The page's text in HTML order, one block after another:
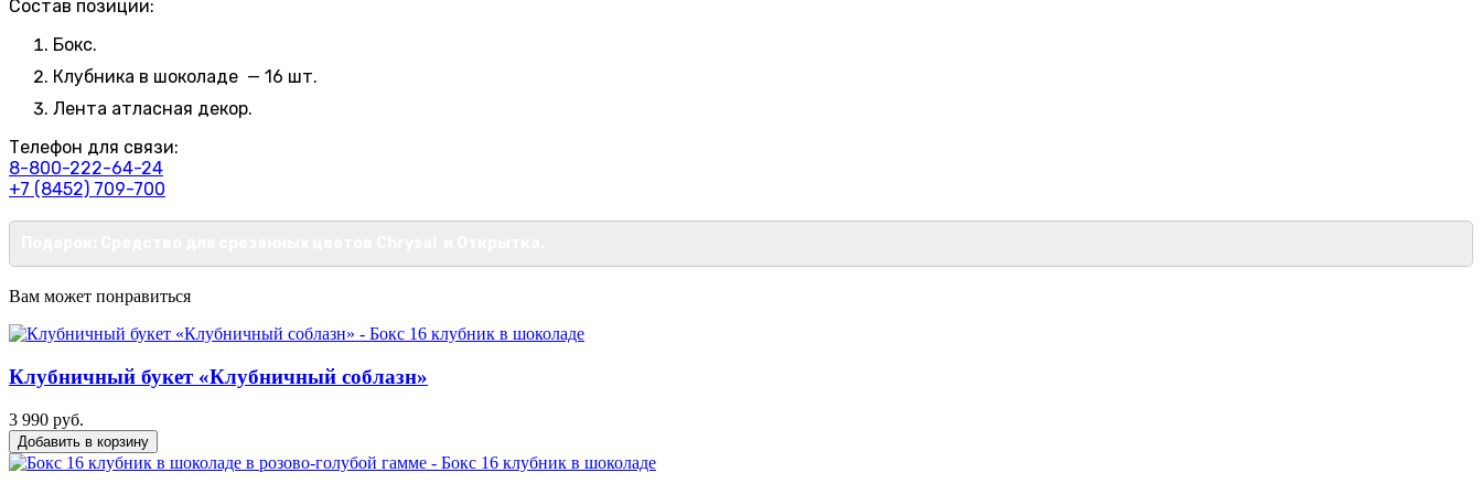
Состав позиции:
Бокс.
Клубника в шоколаде — 16 шт.
Лента атласная декор.
Телефон для связи:
8-800-222-64-24
+7 (8452) 709-700
Вам может понравиться
Клубничный букет «Клубничный соблазн»
3 990 руб.
Добавить в корзину